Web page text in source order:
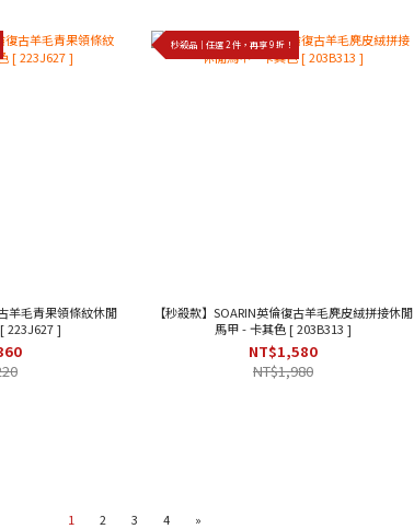
羊毛青果領條紋休閒
223J627 ]
秒殺品｜任選 2 件，再享 9 折！
【秒殺款】SOARIN英倫復古羊毛麂皮絨拼接休閒
馬甲 - 卡其色 [ 203B313 ]
NT$1,580
NT$1,980
1 2 3 4 »